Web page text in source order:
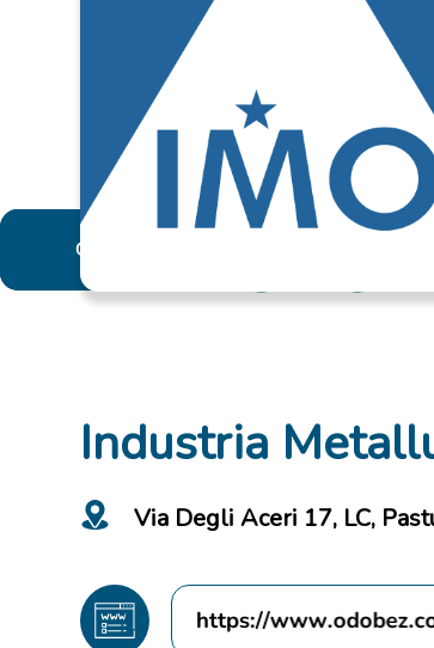
Contact
Industria
Via Degli Aceri 17, LC,